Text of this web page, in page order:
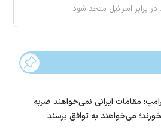
برابر اسرائیل متحد شود
مقامات ایرانی نمی‌خواهند ضربه
می‌خواهند به توافق برسند